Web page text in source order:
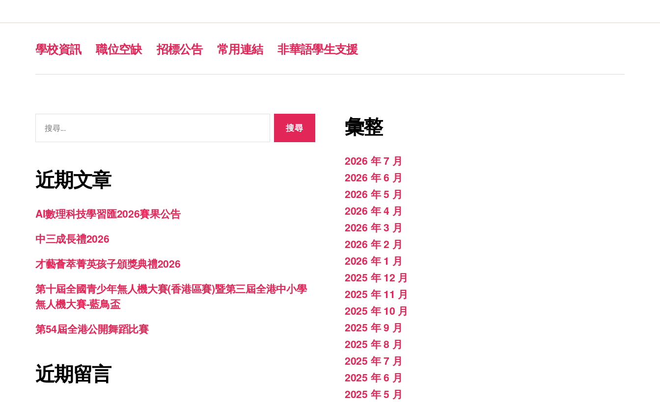
學校資訊 職位空缺 招標公告 常用連結 非華語學生支援
近期文章
AI數理科技學習匯2026賽果公告
中三成長禮2026
才藝薈萃菁英孩子頒獎典禮2026
第十屆全國青少年無人機大賽(香港區賽)暨第三屆全港中小學
無人機大賽-藍鳥盃
第54屆全港公開舞蹈比賽
近期留言
彙整
2026 年 7 月
2026 年 6 月
2026 年 5 月
2026 年 4 月
2026 年 3 月
2026 年 2 月
2026 年 1 月
2025 年 12 月
2025 年 11 月
2025 年 10 月
2025 年 9 月
2025 年 8 月
2025 年 7 月
2025 年 6 月
2025 年 5 月